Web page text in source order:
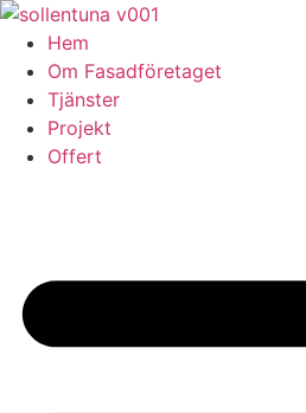
Skip
content
Hem
Om Fasadföretaget
Tjänster
Projekt
Offert